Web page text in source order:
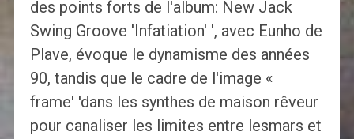
des points forts de l'album: New Jack
Swing Groove 'Infatiation' ', avec Eunho de
Plave, évoque le dynamisme des années
90, tandis que le cadre de l'image «
frame' 'dans les synthes de maison rêveur
pour canaliser les limites entre lesmars et